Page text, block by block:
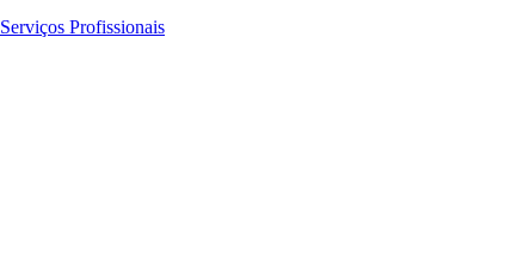
Serviços Profissionais